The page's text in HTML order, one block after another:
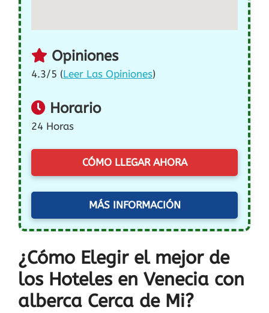
Opiniones
4.3/5 (Leer Las Opiniones)
Horario
24 Horas
CÓMO LLEGAR AHORA
MÁS INFORMACIÓN
¿Cómo Elegir el mejor de
los Hoteles en Venecia con
alberca Cerca de Mi?